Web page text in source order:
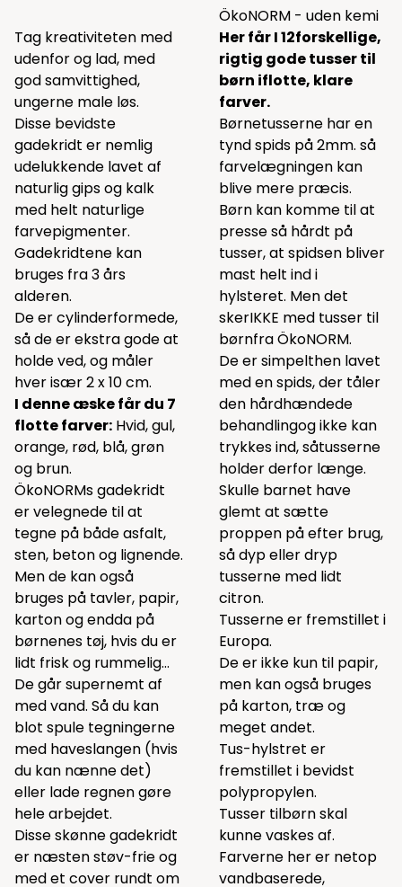
Tag kreativiteten med
udenfor og lad, med
god samvittighed,
ungerne male løs.
Disse bevidste
gadekridt er nemlig
udelukkende lavet af
naturlig gips og kalk
med helt naturlige
farvepigmenter.
Gadekridtene kan
bruges fra 3 års
alderen.
De er cylinderformede,
så de er ekstra gode at
holde ved, og måler
hver især 2 x 10 cm.
I denne æske får du 7
flotte farver: Hvid, gul,
orange, rød, blå, grøn
og brun.
ÖkoNORMs gadekridt
er velegnede til at
tegne på både asfalt,
sten, beton og lignende.
Men de kan også
bruges på tavler, papir,
karton og endda på
børnenes tøj, hvis du er
lidt frisk og rummelig...
De går supernemt af
med vand. Så du kan
blot spule tegningerne
med haveslangen (hvis
du kan nænne det)
eller lade regnen gøre
hele arbejdet.
Disse skønne gadekridt
er næsten støv-frie og
med et cover rundt om
ÖkoNORM - uden kemi
Her får I 12forskellige,
rigtig gode tusser til
børn iflotte, klare
farver.
Børnetusserne har en
tynd spids på 2mm. så
farvelægningen kan
blive mere præcis.
Børn kan komme til at
presse så hårdt på
tusser, at spidsen bliver
mast helt ind i
hylsteret. Men det
skerIKKE med tusser til
børnfra ÖkoNORM.
De er simpelthen lavet
med en spids, der tåler
den hårdhændede
behandlingog ikke kan
trykkes ind, såtusserne
holder derfor længe.
Skulle barnet have
glemt at sætte
proppen på efter brug,
så dyp eller dryp
tusserne med lidt
citron.
Tusserne er fremstillet i
Europa.
De er ikke kun til papir,
men kan også bruges
på karton, træ og
meget andet.
Tus-hylstret er
fremstillet i bevidst
polypropylen.
Tusser tilbørn skal
kunne vaskes af.
Farverne her er netop
vandbaserede,